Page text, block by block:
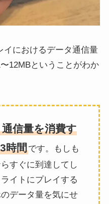
イにおけるデータ通信量
12MBということがわか
信量を消費す
時間です。もしも
すぐに到達してし
イトにプレイする
データ量を気にせ